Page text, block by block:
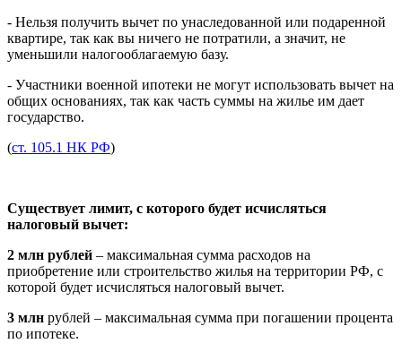
- Нельзя получить вычет по унаследованной или подаренной
квартире, так как вы ничего не потратили, а значит, не
уменьшили налогооблагаемую базу.
- Участники военной ипотеки не могут использовать вычет на
общих основаниях, так как часть суммы на жилье им дает
государство.
(ст. 105.1 НК РФ)
Существует лимит, с которого будет исчисляться
налоговый вычет:
2 млн рублей – максимальная сумма расходов на
приобретение или строительство жилья на территории РФ, с
которой будет исчисляться налоговый вычет.
3 млн рублей – максимальная сумма при погашении процента
по ипотеке.